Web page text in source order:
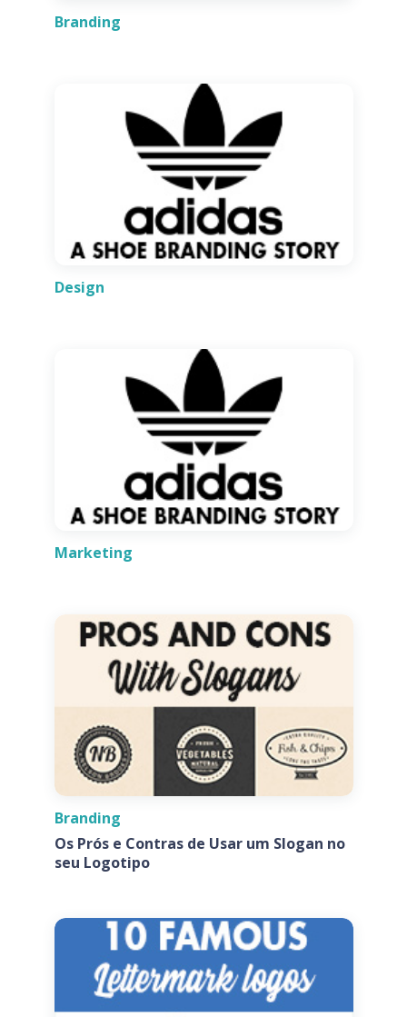
Branding
Design
Marketing
Branding
Os Prós e Contras de Usar um Slogan no
seu Logotipo